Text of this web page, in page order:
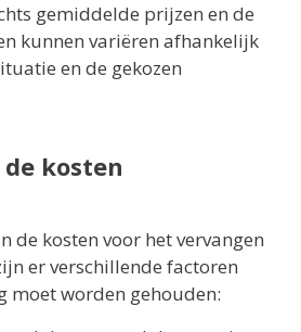
gemiddelde prijzen en de
kunnen variëren afhankelijk
en de gekozen
kosten
de kosten voor het vervangen
er verschillende factoren
moet worden gehouden: